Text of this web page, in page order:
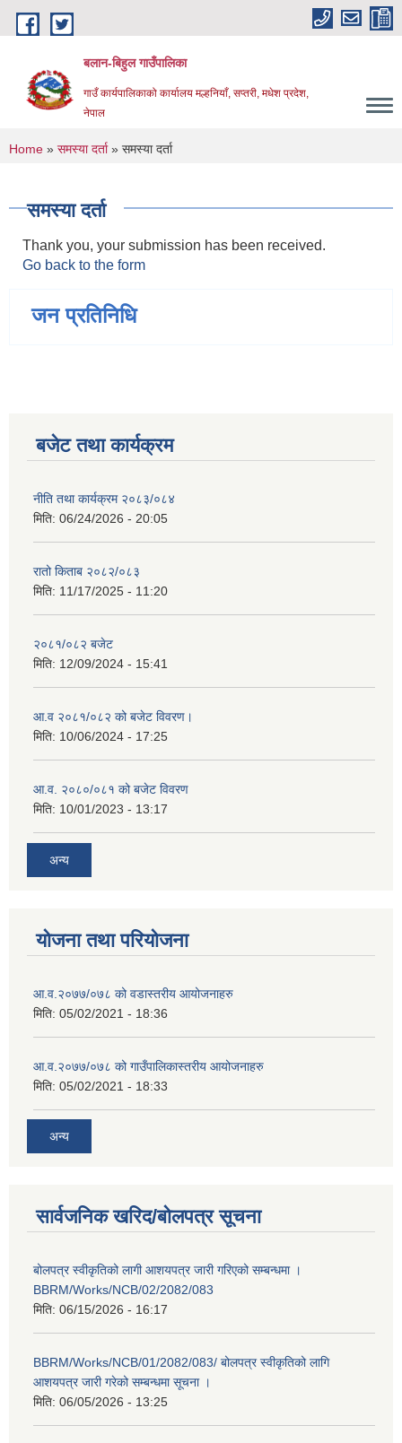
Skip to main content
बलान-बिहुल गाउँपालिका
गाउँ कार्यपालिकाको कार्यालय मल्हनियाँ, सप्तरी, मधेश प्रदेश,
नेपाल
You are here
Home » समस्या दर्ता» समस्या दर्ता
समस्या दर्ता
Thank you, your submission has been received.
Go back to the form
जन प्रतिनिधि
बजेट तथा कार्यक्रम
नीति तथा कार्यक्रम २०८३/०८४
मिति: 06/24/2026 - 20:05
रातो किताब २०८२/०८३
मिति: 11/17/2025 - 11:20
२०८१/०८२ बजेट
मिति: 12/09/2024 - 15:41
आ.व २०८१/०८२ को बजेट विवरण।
मिति: 10/06/2024 - 17:25
आ.व. २०८०/०८१ को बजेट विवरण
मिति: 10/01/2023 - 13:17
अन्य
योजना तथा परियोजना
आ.व.२०७७/०७८ को वडास्तरीय आयोजनाहरु
मिति: 05/02/2021 - 18:36
आ.व.२०७७/०७८ को गाउँपालिकास्तरीय आयोजनाहरु
मिति: 05/02/2021 - 18:33
अन्य
सार्वजनिक खरिद/बोलपत्र सूचना
बोलपत्र स्वीकृतिको लागी आशयपत्र जारी गरिएको सम्बन्धमा ।
BBRM/Works/NCB/02/2082/083
मिति: 06/15/2026 - 16:17
BBRM/Works/NCB/01/2082/083/ बोलपत्र स्वीकृतिको लागि
आशयपत्र जारी गरेको सम्बन्धमा सूचना ।
मिति: 06/05/2026 - 13:25